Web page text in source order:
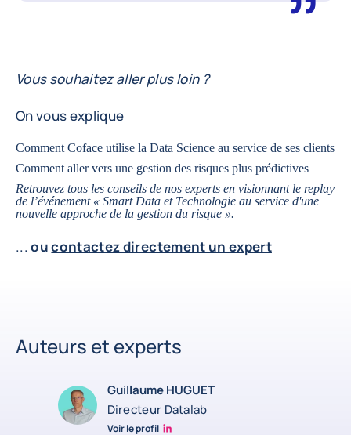
Vous souhaitez aller plus loin ?
On vous explique
Comment Coface utilise la Data Science au service de ses clients
Comment allervers une gestion des risques plus prédictives
Retrouvez tous les conseils de nos experts en visionnant le replay
de l’événement « Smart Data et Technologie au service d'une
nouvelle approche de la gestion du risque ».
...oucontactez directement un expert
Auteurs et experts
Guillaume HUGUET
Directeur Datalab
Voir le profil
Guillaume HUGUET LinkedIn